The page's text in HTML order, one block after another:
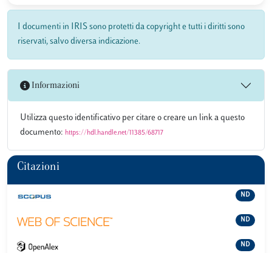
I documenti in IRIS sono protetti da copyright e tutti i diritti sono
riservati, salvo diversa indicazione.
Informazioni
Utilizza questo identificativo per citare o creare un link a questo
documento: https://hdl.handle.net/11385/68717
Citazioni
ND
ND
ND